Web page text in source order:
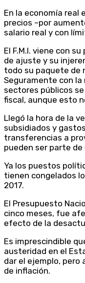
En la economía real
precios –por
salario real y con
El F.M.I. viene con
de ajuste y su
todo su paquete de
Seguramente con
sectores públicos
fiscal, aunque esto
Llegó la hora de la
subsidiados y
transferencias a
pueden ser parte
Ya los puestos
tienen congelados
2017.
El Presupuesto
cinco meses, fue
efecto de la
Es imprescindible
austeridad en el
dar el ejemplo, pero
de inflación.